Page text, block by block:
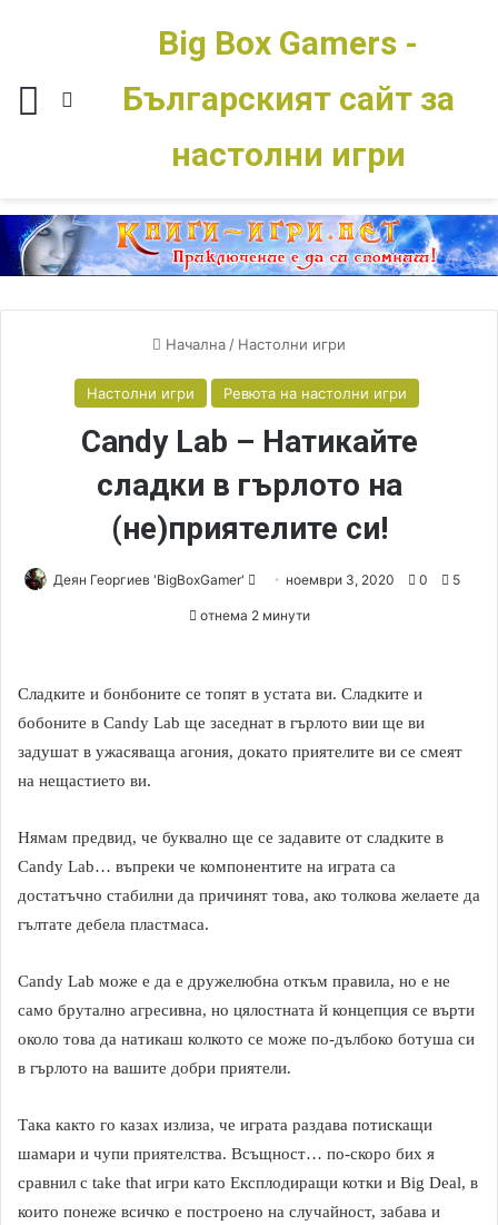
Меню Switch skin
Big Box Gamers -
Българският сайт за
настолни игри
Начална/ Настолни игри
Настолни игри Ревюта на настолни игри
Candy Lab – Натикайте
сладки в гърлото на
(не)приятелите си!
Деян Георгиев 'BigBoxGamer'
e
ноември 3, 2020 0 5
отнема 2 минути
Сладките и бонбоните се топят в устата ви. Сладките и
бобоните в Candy Lab ще заседнат в гърлото вии ще ви
задушат в ужасяваща агония, докато приятелите ви се смеят
на нещастието ви.
Нямам предвид, че буквално ще се задавите от сладките в
Candy Lab… въпреки че компонентите на играта са
достатъчно стабилни да причинят това, ако толкова желаете да
гълтате дебела пластмаса.
Candy Lab може е да е дружелюбна откъм правила, но е не
само брутално агресивна, но цялостната й концепция се върти
около това да натикаш колкото се може по-дълбоко ботуша си
в гърлото на вашите добри приятели.
Така както го казах излиза, че играта раздава потискащи
шамари и чупи приятелства. Всъщност… по-скоро бих я
сравнил с take that игри като Експлодиращи котки и Big Deal, в
които понеже всичко е построено на случайност, забава и